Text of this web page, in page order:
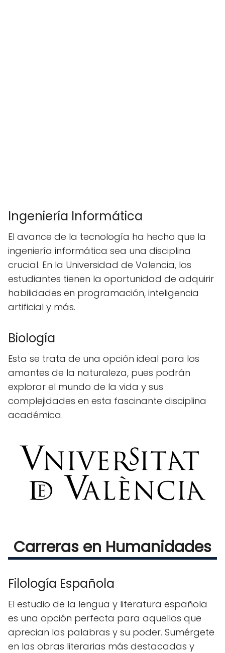
Ingeniería Informática
El avance de la tecnología ha hecho que la
ingeniería informática sea una disciplina
crucial. En la Universidad de Valencia, los
estudiantes tienen la oportunidad de adquirir
habilidades en programación, inteligencia
artificial y más.
Biología
Esta se trata de una opción ideal para los
amantes de la naturaleza, pues podrán
explorar el mundo de la vida y sus
complejidades en esta fascinante disciplina
académica.
Carreras en Humanidades
Filología Española
El estudio de la lengua y literatura española
es una opción perfecta para aquellos que
aprecian las palabras y su poder. Sumérgete
en las obras literarias más destacadas y